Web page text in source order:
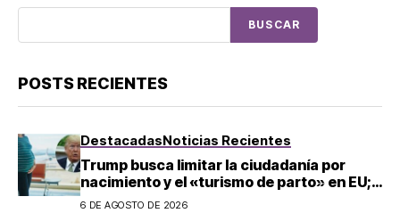
BUSCAR
POSTS RECIENTES
DestacadasNoticias Recientes
Trump busca limitar la ciudadanía por
nacimiento y el «turismo de parto» en EU;
¿a quién afecta?
6 DE AGOSTO DE 2026